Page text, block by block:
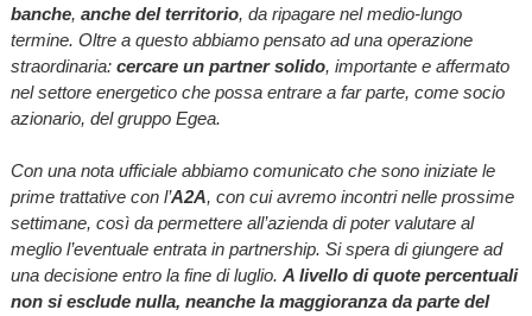
banche, anche del territorio, da ripagare nel medio-lungo
termine. Oltre a questo abbiamo pensato ad una operazione
straordinaria: cercare un partner solido, importante e affermato
nel settore energetico che possa entrare a far parte, come socio
azionario, del gruppo Egea.
Con una nota ufficiale abbiamo comunicato che sono iniziate le
prime trattative con l’A2A, con cui avremo incontri nelle prossime
settimane, così da permettere all’azienda di poter valutare al
meglio l’eventuale entrata in partnership. Si spera di giungere ad
una decisione entro la fine di luglio. A livello di quote percentuali
non si esclude nulla, neanche la maggioranza da parte del